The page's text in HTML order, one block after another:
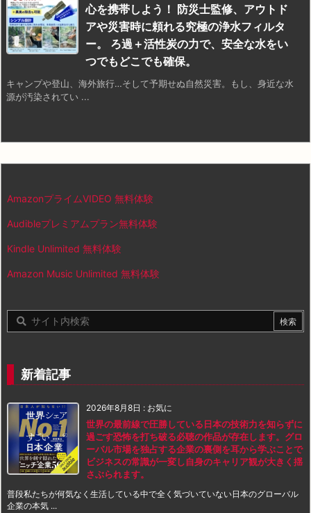
心を携帯しよう！ 防災士監修、アウトド
アや災害時に頼れる究極の浄水フィルタ
ー。 ろ過＋活性炭の力で、安全な水をい
つでもどこでも確保。
キャンプや登山、海外旅行…そして予期せぬ自然災害。もし、身近な水
源が汚染されてい ...
AmazonプライムVIDEO 無料体験
Audibleプレミアムプラン無料体験
Kindle Unlimited 無料体験
Amazon Music Unlimited 無料体験
新着記事
2026年8月8日 : お気に
世界の最前線で圧勝している日本の技術力を知らずに
過ごす恐怖を打ち破る必聴の作品が存在します。グロ
ーバル市場を独占する企業の裏側を耳から学ぶことで
ビジネスの常識が一変し自身のキャリア観が大きく揺
さぶられます。
普段私たちが何気なく生活している中で全く気づいていない日本のグローバル
企業の本気 ...